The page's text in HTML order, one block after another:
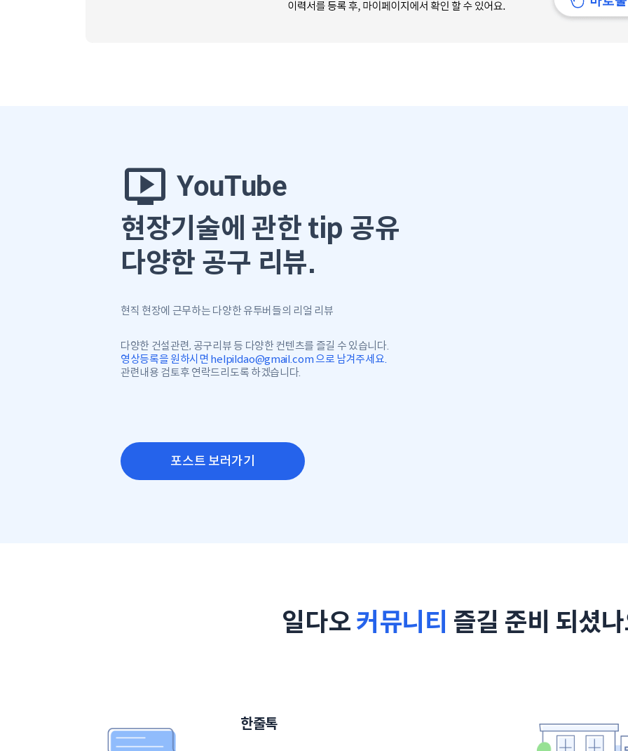
live_tv YouTube
현장기술에 관한 tip 공유
다양한 공구 리뷰.
현직 현장에 근무하는 다양한 유투버들의 리얼 리뷰
다양한 건설관련, 공구리뷰 등 다양한 컨텐츠를 즐길 수 있습니다.
영상등록을 원하시면 helpildao@gmail.com 으로 남겨주세요.
관련내용 검토후 연락드리도록 하겠습니다.
포스트 보러가기
일다오 커뮤니티 즐길 준비 되셨
한줄톡